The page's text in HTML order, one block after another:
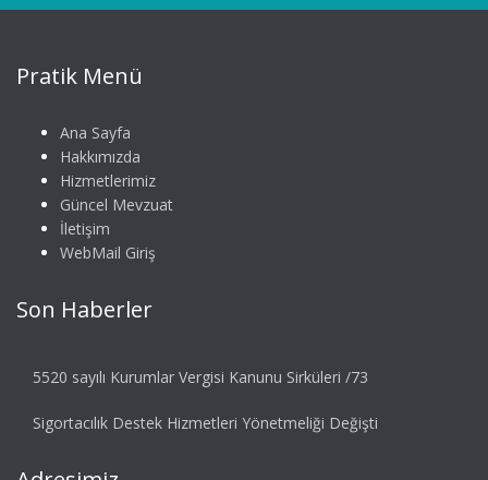
Pratik Menü
Ana Sayfa
Hakkımızda
Hizmetlerimiz
Güncel Mevzuat
İletişim
WebMail Giriş
Son Haberler
5520 sayılı Kurumlar Vergisi Kanunu Sirküleri /73
Sigortacılık Destek Hizmetleri Yönetmeliği Değişti